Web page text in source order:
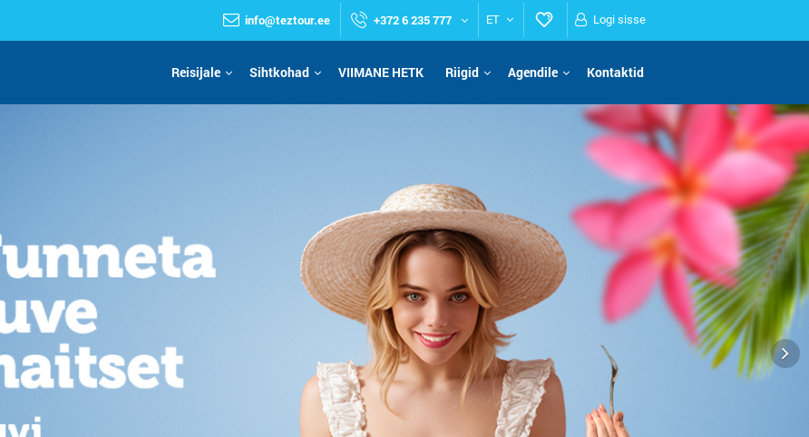
info@teztour.ee +372 6 235 777 ET Logi sisse
Reisijale Sihtkohad VIIMANE HETK Riigid Agendile Kontaktid